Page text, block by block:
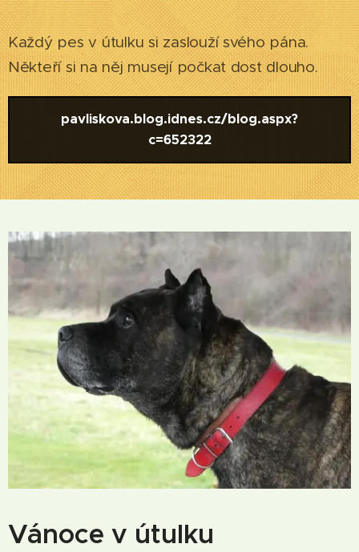
Každý pes v útulku si zaslouží svého pána.
Někteří si na něj musejí počkat dost dlouho.
pavliskova.blog.idnes.cz/blog.aspx?
c=652322
Vánoce v útulku